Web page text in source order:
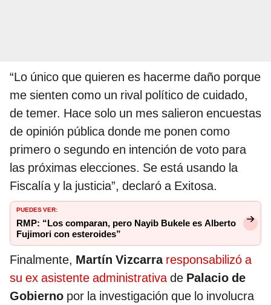
“Lo único que quieren es hacerme daño porque
me sienten como un rival político de cuidado,
de temer. Hace solo un mes salieron encuestas
de opinión pública donde me ponen como
primero o segundo en intención de voto para
las próximas elecciones. Se está usando la
Fiscalía y la justicia”, declaró a Exitosa.
PUEDES VER:
RMP: “Los comparan, pero Nayib Bukele es Alberto
Fujimori con esteroides”
Finalmente, Martín Vizcarra responsabilizó a
su ex asistente administrativade Palacio de
Gobierno por la investigación que lo involucra